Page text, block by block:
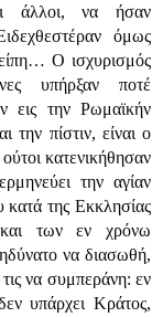
άλλοι, να ήσαν
όμως
Ο ισχυρισμός
υπήρξαν ποτέ
εις την Ρωμαϊκήν
πίστιν, είναι ο
κατενικήθησαν
την αγίαν
της Εκκλησίας
και των εν χρόνω
να διασωθή,
να συμπεράνη: εν
υπάρχει Κράτος,